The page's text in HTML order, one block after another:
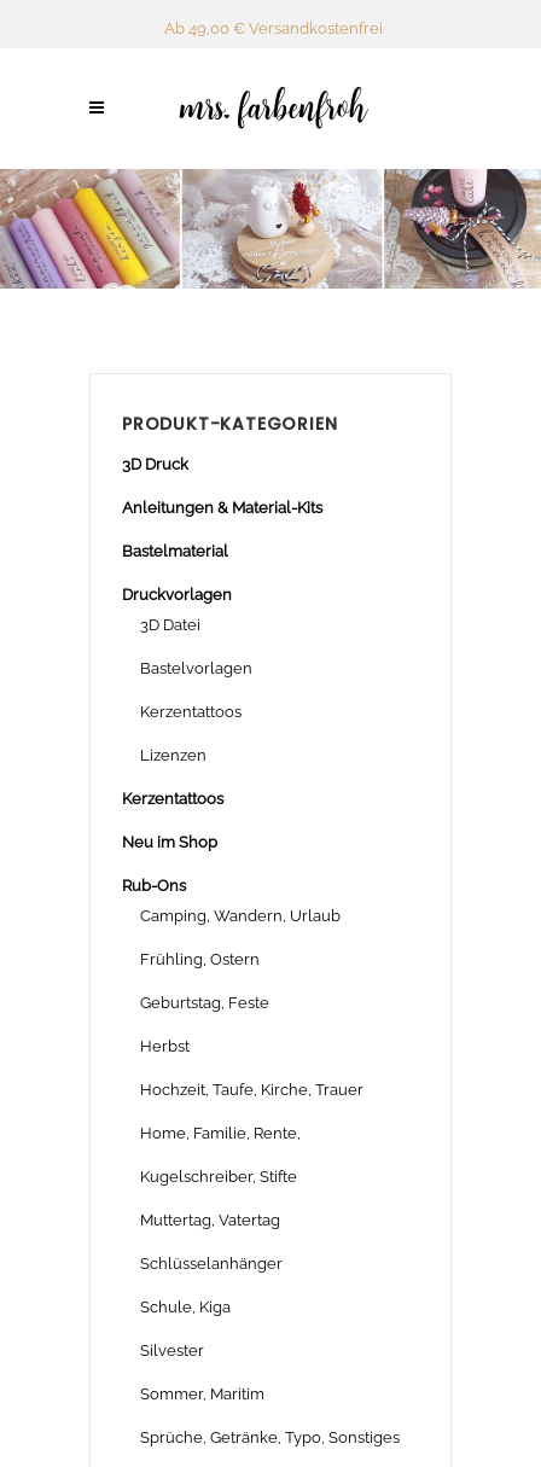
Ab 49,00 € Versandkostenfrei
PRODUKT-KATEGORIEN
3D Druck
Anleitungen & Material-Kits
Bastelmaterial
Druckvorlagen
3D Datei
Bastelvorlagen
Kerzentattoos
Lizenzen
Kerzentattoos
Neu im Shop
Rub-Ons
Camping, Wandern, Urlaub
Frühling, Ostern
Geburtstag, Feste
Herbst
Hochzeit, Taufe, Kirche, Trauer
Home, Familie, Rente,
Kugelschreiber, Stifte
Muttertag, Vatertag
Schlüsselanhänger
Schule, Kiga
Silvester
Sommer, Maritim
Sprüche, Getränke, Typo, Sonstiges